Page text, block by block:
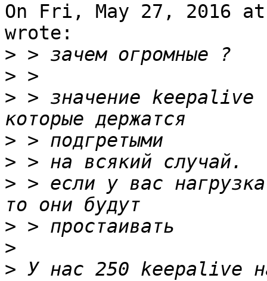
On Fri, May 27, 2016
wrote:
>
>
> > значение
>
>
> > если у вас
>
>
> У нас 250 keepalive